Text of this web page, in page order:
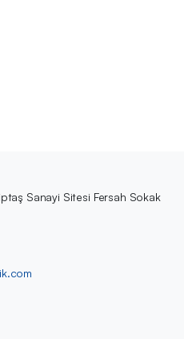
Sanayi Sitesi Fersah Sokak